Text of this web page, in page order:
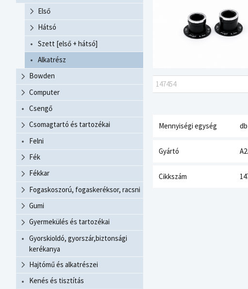
Első
Hátsó
Szett [első + hátsó]
Alkatrész
Bowden
Computer
Csengő
Csomagtartó és tartozékai
Felni
Fék
Fékkar
Fogaskoszorú, fogaskeréksor, racsni
Gumi
Gyermekülés és tartozékai
Gyorskioldó, gyorszár,biztonsági
kerékanya
Hajtómű és alkatrészei
Kenés és tisztítás
147454
Mennyiségi egység db
Gyártó
Cikkszám